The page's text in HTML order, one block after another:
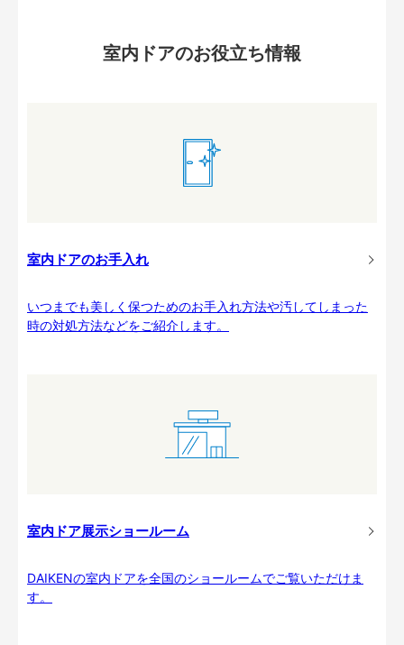
室内ドアのお役立ち情報
室内ドアのお手入れ
いつまでも美しく保つためのお手入れ方法や汚してしまった
時の対処方法などをご紹介します。
室内ドア展示ショールーム
DAIKENの室内ドアを全国のショールームでご覧いただけま
す。